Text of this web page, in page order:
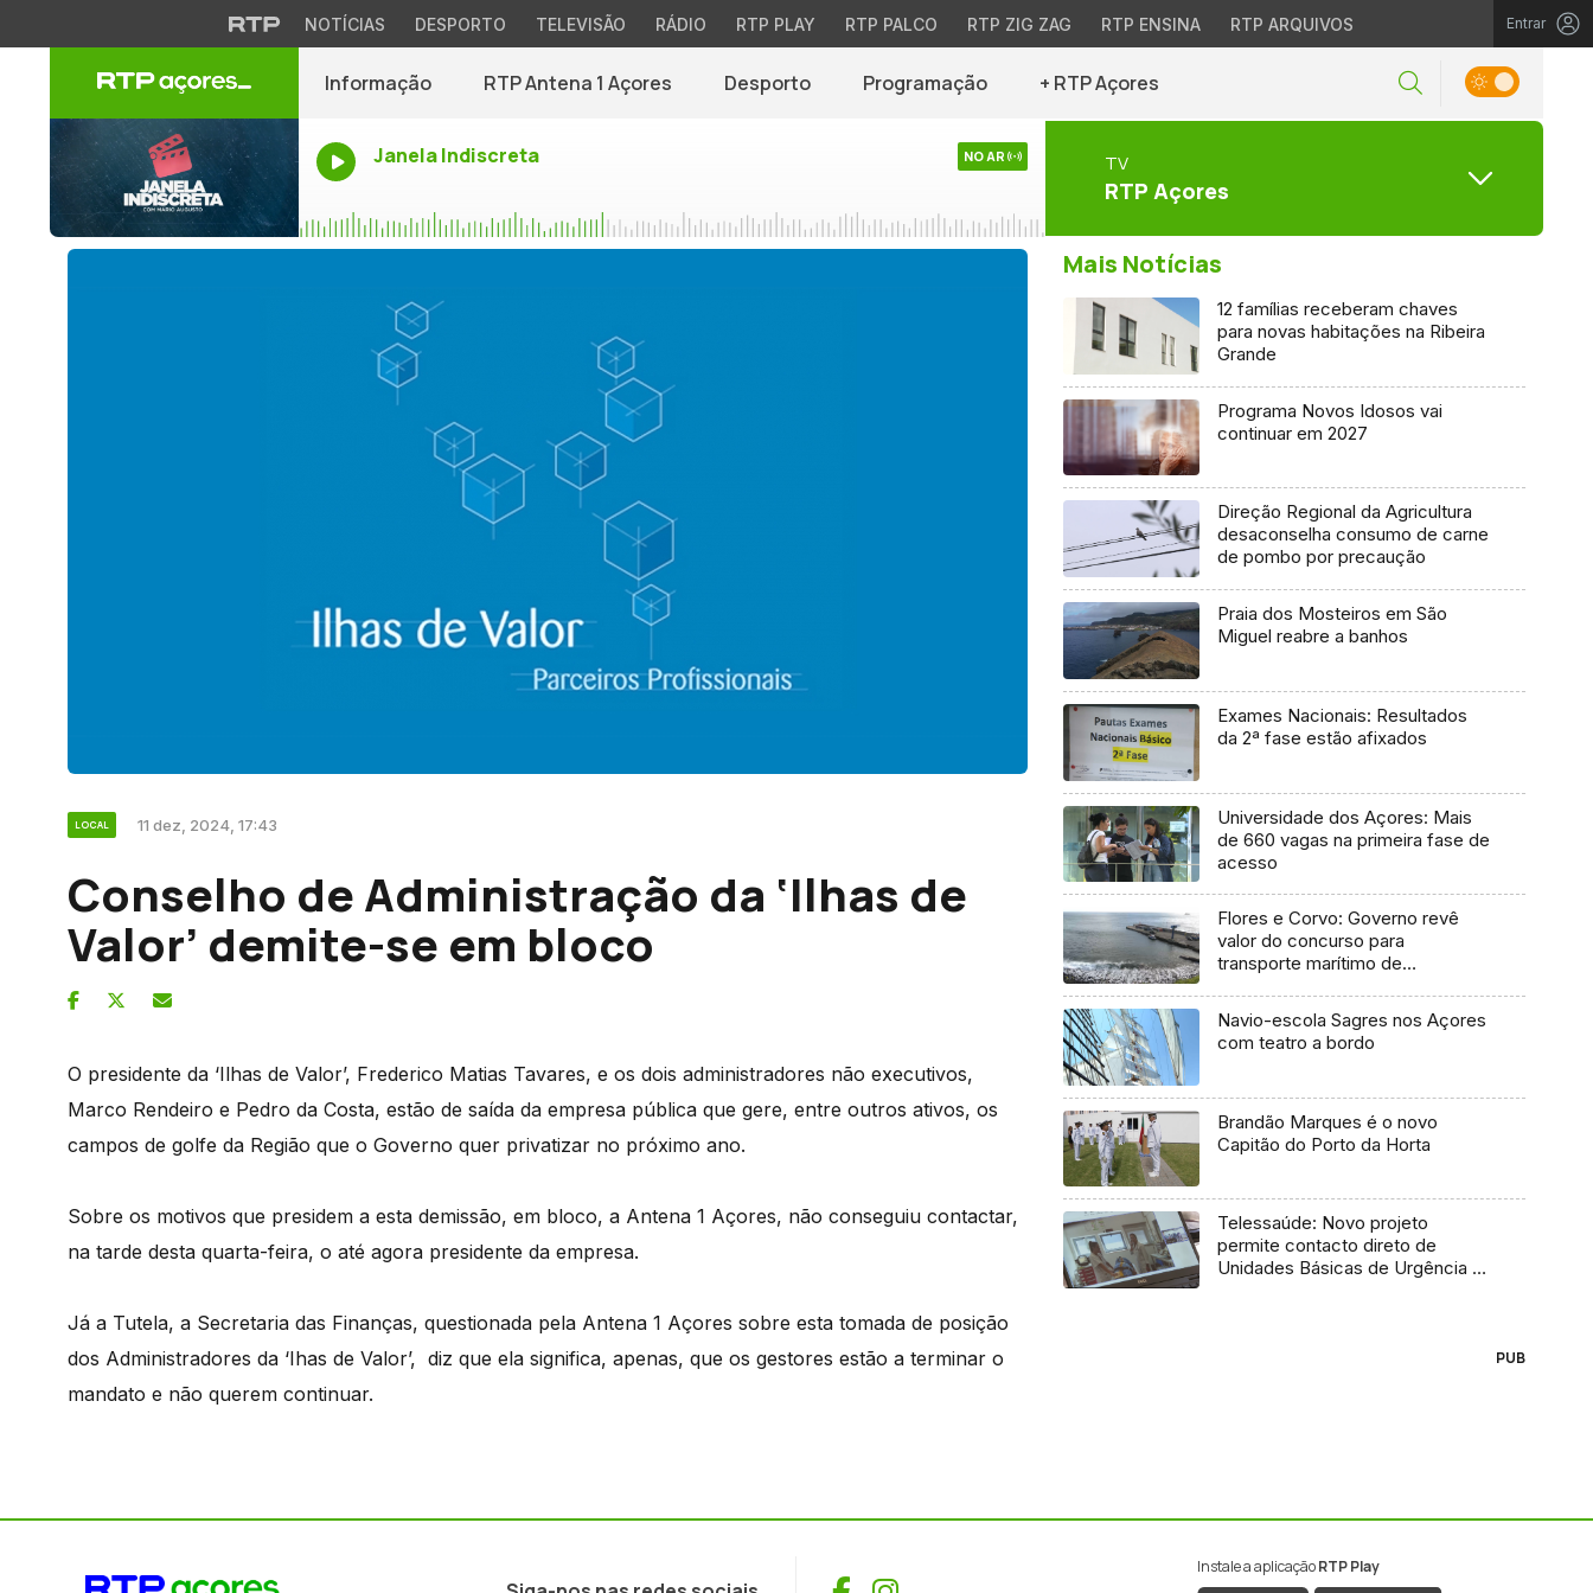
NOTÍCIAS DESPORTO TELEVISÃO RÁDIO RTP PLAY RTP PALCO RTP ZIG ZAG RTP ENSINA RTP ARQUIVOS Entrar
Informação RTP Antena 1 Açores Desporto Programação + RTP Açores
Janela Indiscreta NO AR TV
RTP Açores
LOCAL 11 dez, 2024, 17:43
Conselho de Administração da ‘Ilhas de
Valor’ demite-se em bloco
O presidente da ‘Ilhas de Valor’, Frederico Matias Tavares, e os dois administradores não executivos,
Marco Rendeiro e Pedro da Costa, estão de saída da empresa pública que gere, entre outros ativos, os
campos de golfe da Região que o Governo quer privatizar no próximo ano.
Sobre os motivos que presidem a esta demissão, em bloco, a Antena 1 Açores, não conseguiu contactar,
na tarde desta quarta-feira, o até agora presidente da empresa.
Já a Tutela, a Secretaria das Finanças, questionada pela Antena 1 Açores sobre esta tomada de posição
dos Administradores da ‘Ihas de Valor’, diz que ela significa, apenas, que os gestores estão a terminar o
mandato e não querem continuar.
Mais Notícias
12 famílias receberam chaves
para novas habitações na Ribeira
Grande
Programa Novos Idosos vai
continuar em 2027
Direção Regional da Agricultura
desaconselha consumo de carne
de pombo por precaução
Praia dos Mosteiros em São
Miguel reabre a banhos
Exames Nacionais: Resultados
da 2ª fase estão afixados
Universidade dos Açores: Mais
de 660 vagas na primeira fase de
acesso
Flores e Corvo: Governo revê
valor do concurso para
transporte marítimo de
Navio-escola Sagres nos Açores
com teatro a bordo
Brandão Marques é o novo
Capitão do Porto da Horta
Telessaúde: Novo projeto
permite contacto direto de
Unidades Básicas de Urgência e
PUB
Instale a aplicaçãoRTP Play